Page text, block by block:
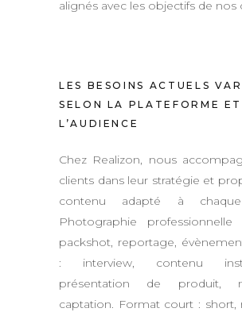
alignés avec les objectifs de nos
LES BESOINS ACTUELS
SELON LA PLATEFORME ET
L’AUDIENCE
Chez Realizon, nous
clients dans leur stratégie et
contenu adapté à
Photographie
packshot, reportage,
: interview, contenu
présentation de produit,
captation. Format court : short,